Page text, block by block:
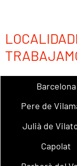
Barcelona
Pere de
Julià de
Capolat